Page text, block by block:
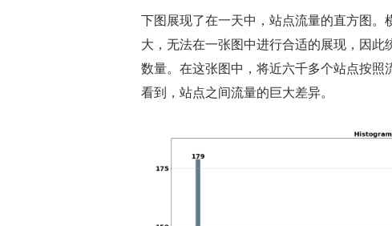
下图展现了在一天中，站点流量的直方图
大，无法在一张图中进行合适的展现，因
数量。在这张图中，将近六千多个站点按
看到，站点之间流量的巨大差异。